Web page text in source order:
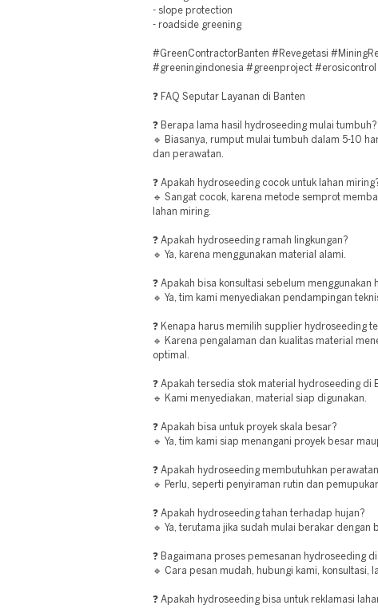
- slope protection
- roadside greening
#GreenContractorBanten #Revegetasi
#greeningindonesia #greenproject #erosicontrol
❓ FAQ Seputar Layanan di Banten
❓ Berapa lama hasil hydroseeding mulai tumbuh?
🔹 Biasanya, rumput mulai tumbuh dalam 5-10
dan perawatan.
❓ Apakah hydroseeding cocok untuk lahan
🔹 Sangat cocok, karena metode semprot
lahan miring.
❓ Apakah hydroseeding ramah lingkungan?
🔹 Ya, karena menggunakan material alami.
❓ Apakah bisa konsultasi sebelum menggunakan
🔹 Ya, tim kami menyediakan pendampingan
❓ Kenapa harus memilih supplier hydroseeding
🔹 Karena pengalaman dan kualitas material
optimal.
❓ Apakah tersedia stok material hydroseeding di
🔹 Kami menyediakan, material siap digunakan.
❓ Apakah bisa untuk proyek skala besar?
🔹 Ya, tim kami siap menangani proyek besar
❓ Apakah hydroseeding membutuhkan
🔹 Perlu, seperti penyiraman rutin dan
❓ Apakah hydroseeding tahan terhadap hujan?
🔹 Ya, terutama jika sudah mulai berakar dengan
❓ Bagaimana proses pemesanan hydroseeding
🔹 Cara pesan mudah, hubungi kami, konsultasi,
❓ Apakah hydroseeding bisa untuk reklamasi